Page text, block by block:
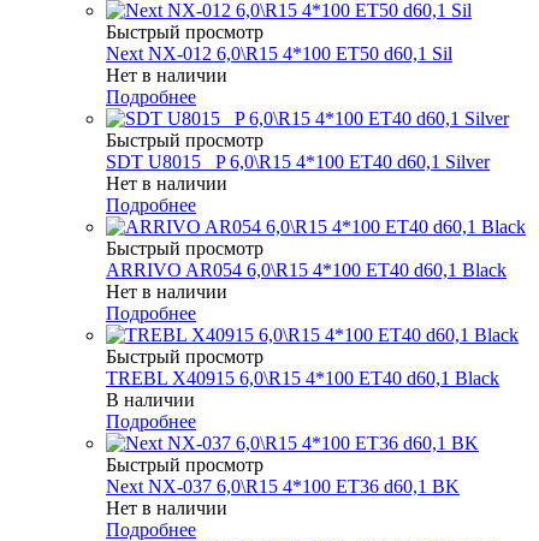
Быстрый просмотр
Next NX-012 6,0\R15 4*100 ET50 d60,1 Sil
Нет в наличии
Подробнее
Быстрый просмотр
SDT U8015 _P 6,0\R15 4*100 ET40 d60,1 Silver
Нет в наличии
Подробнее
Быстрый просмотр
ARRIVO AR054 6,0\R15 4*100 ET40 d60,1 Black
Нет в наличии
Подробнее
Быстрый просмотр
TREBL X40915 6,0\R15 4*100 ET40 d60,1 Black
В наличии
Подробнее
Быстрый просмотр
Next NX-037 6,0\R15 4*100 ET36 d60,1 BK
Нет в наличии
Подробнее